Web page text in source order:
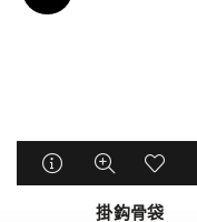
掛鈎骨袋